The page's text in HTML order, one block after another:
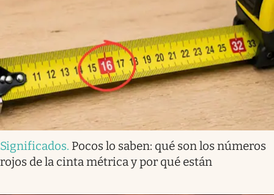
Significados. Pocos lo saben: qué son los números
rojos de la cinta métrica y por qué están